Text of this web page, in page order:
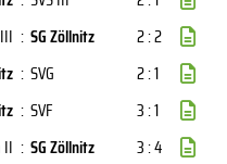
: SG Zöllnitz
2 : 2
: SVG
2 : 1
: SVF
3 : 1
: SG Zöllnitz
3 : 4